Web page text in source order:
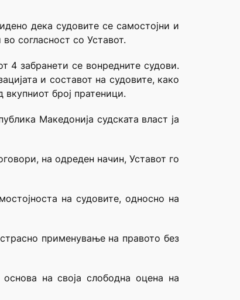
дека судовите се самостојни и
согласност со Уставот.
4 забранети се вонредните судови.
и составот на судовите, како
број пратеници.
Македонија судската власт ја
на одреден начин, Уставот го
на судовите, односно на
применување на правото без
на своја слободна оцена на